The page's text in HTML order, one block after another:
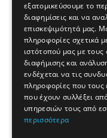
εξατομικεύσουμε το
διαφημίσεις και να
επισκεψιμότητά μας.
πληροφορίες σχετικά
ιστότοπού μας με τους
διαφήμισης και
ενδέχεται να τις
πληροφορίες που τους
που έχουν συλλέξει
υπηρεσιών τους από
περισσότερα